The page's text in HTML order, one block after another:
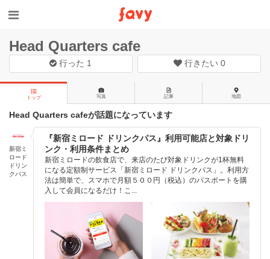
Head Quarters cafe
行った 1 行きたい 0
トップ 写真 記事 地図
Head Quarters cafeが話題になっています
新宿ミ
ロード
ドリン
クパス
『新宿ミロード ドリンクパス』利用可能店と対象ドリ
ンク・利用条件まとめ
新宿ミロードの飲食店で、来店のたび対象ドリンクが1杯無料
になる定額制サービス「新宿ミロード ドリンクパス」。利用方
法は簡単で、スマホで月額５００円（税込）のパスポートを購
入して会員になるだけ！こ...